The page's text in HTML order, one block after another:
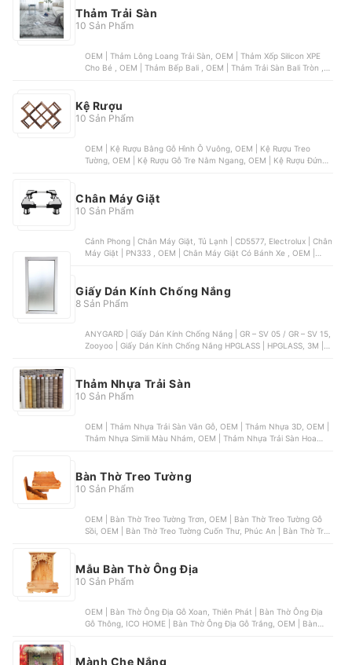
Thảm Trải Sàn
10 Sản Phẩm
OEM | Thảm Lông Loang Trải Sàn, OEM | Thảm Xốp Silicon XPE
Cho Bé , OEM | Thảm Bếp Bali , OEM | Thảm Trải Sàn Bali Tròn ,
Kệ Rượu
10 Sản Phẩm
OEM | Kệ Rượu Bằng Gỗ Hình Ô Vuông, OEM | Kệ Rượu Treo
Tường, OEM | Kệ Rượu Gỗ Tre Nằm Ngang, OEM | Kệ Rượu Đứng
Chân Máy Giặt
10 Sản Phẩm
Cảnh Phong | Chân Máy Giặt, Tủ Lạnh | CD5577, Electrolux | Chân
Máy Giặt | PN333 , OEM | Chân Máy Giặt Có Bánh Xe , OEM |
Giấy Dán Kính Chống Nắng
8 Sản Phẩm
ANYGARD | Giấy Dán Kính Chống Nắng | GR – SV 05 / GR – SV 15,
Zooyoo | Giấy Dán Kính Chống Nắng HPGLASS | HPGLASS, 3M |
Thảm Nhựa Trải Sàn
10 Sản Phẩm
OEM | Thảm Nhựa Trải Sàn Vân Gỗ, OEM | Thảm Nhựa 3D, OEM |
Thảm Nhựa Simili Màu Nhám, OEM | Thảm Nhựa Trải Sàn Hoa
Bàn Thờ Treo Tường
10 Sản Phẩm
OEM | Bàn Thờ Treo Tường Trơn, OEM | Bàn Thờ Treo Tường Gỗ
Sồi, OEM | Bàn Thờ Treo Tường Cuốn Thư, Phúc An | Bàn Thờ Treo
Mẫu Bàn Thờ Ông Địa
10 Sản Phẩm
OEM | Bàn Thờ Ông Địa Gỗ Xoan, Thiên Phát | Bàn Thờ Ông Địa
Gỗ Thông, ICO HOME | Bàn Thờ Ông Địa Gỗ Trắng, OEM | Bàn
Mành Che Nắng